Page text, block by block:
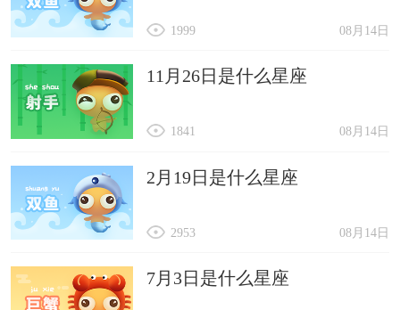
08月14日
1999
11月26日是什么星座
08月14日
1841
2月19日是什么星座
08月14日
2953
7月3日是什么星座